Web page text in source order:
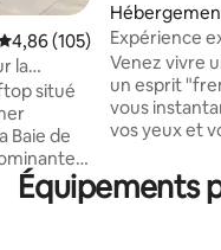
moyenne sur la
4,86 (105)
la
situé
Baie de
de 2
Expérience
Estérel #
Venez vivre
un esprit
vous
vos yeux et
d'Anthéor la
cadre nature
Équipements